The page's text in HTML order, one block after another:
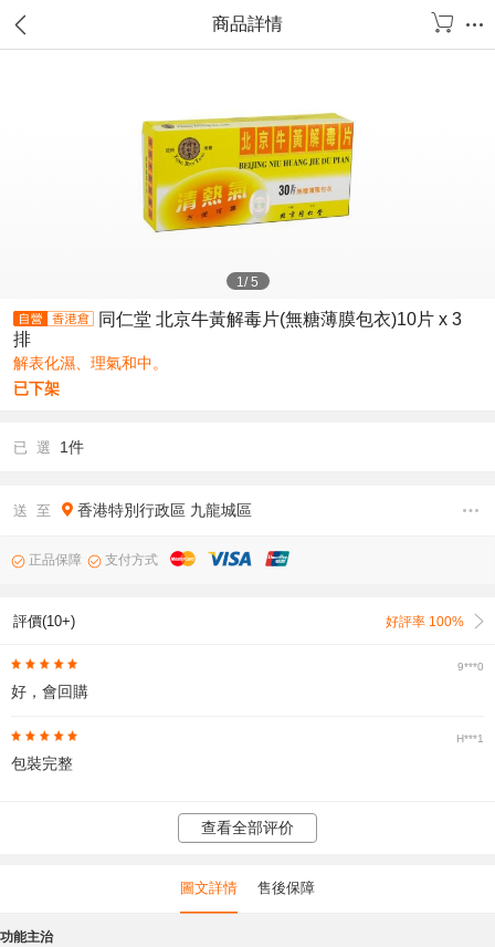
商品詳情
1/5
同仁堂 北京牛黃解毒片(無糖薄膜包衣)10片 x 3
排
解表化濕、理氣和中。
已下架
已 選 1件
送 至 香港特別行政區 九龍城區
正品保障 支付方式
評價(10+) 好評率 100%
9***0
好，會回購
H***1
包裝完整
查看全部评价
圖文詳情 售後保障
功能主治